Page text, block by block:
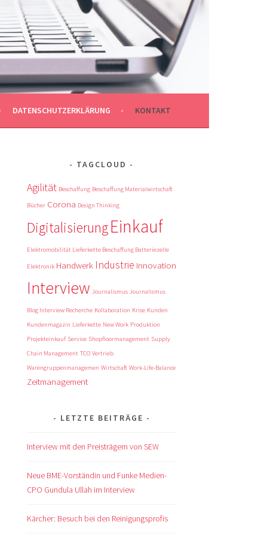
DATENSCHUTZERKLÄRUNG KONTAKT
TAGCLOUD
Agilität Beschaffung Beschaffung Materialwirtschaft
Bücher Corona Design Thinking
DigitalisierungEinkauf
Elektromobilität Lieferkette Beschaffung Batteriezelle
Elektronik Handwerk Industrie Innovation
Interview Journalismus Journalismus
Blog Interview Recherche Kollaboration Krise Kunden
Kundenmagazin Lieferkette New Work Produktion
Projekteinkauf Service Shopfloormanagement Supply
Chain Management TCO Vertrieb
Warengruppenmanagemen Wirtschaft Work-Life-Balance
Zeitmanagement
LETZTE BEITRÄGE
Interview mit den Preisträgern von SEW
Neue BME-Vorständin und Funke Medien-
CPO Gundula Ullah im Interview
Kärcher: Besuch bei den Reinigungsprofis